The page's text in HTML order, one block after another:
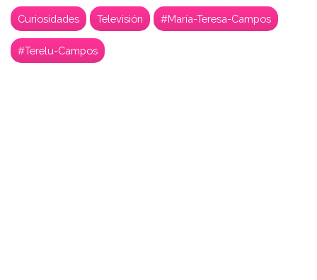
Curiosidades Televisión #María-Teresa-Campos
#Terelu-Campos